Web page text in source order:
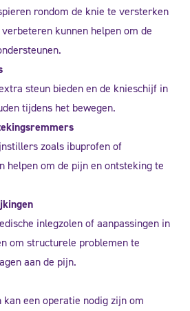
rondom de knie te versterken
kunnen helpen om de
steun bieden en de knieschijf in
tijdens het bewegen.
zoals ibuprofen of
helpen om de pijn en ontsteking te
inlegzolen of aanpassingen in
om structurele problemen te
aan de pijn.
een operatie nodig zijn om